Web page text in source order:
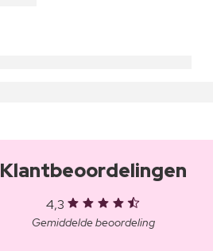
Klantbeoordelingen
4,3
Gemiddelde beoordeling